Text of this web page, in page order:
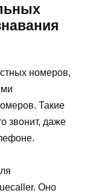
номеров,
Такие
звонит, даже
Оно